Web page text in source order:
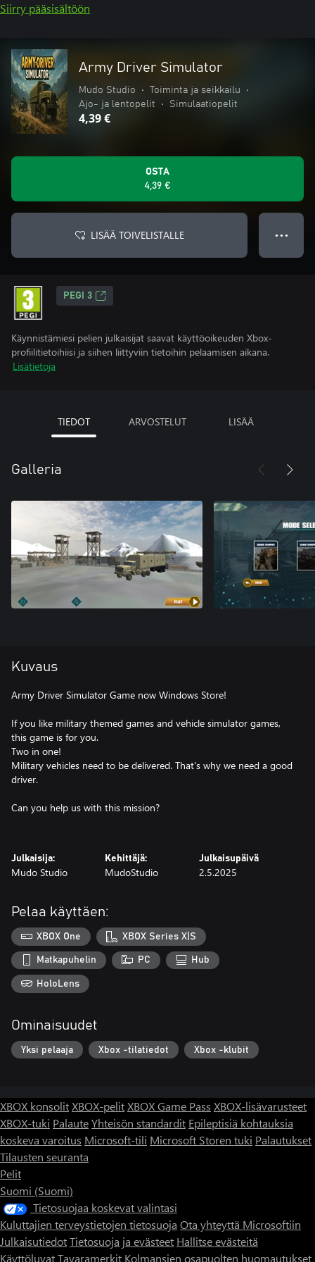
Siirry pääsisältöön
Army Driver Simulator
Mudo Studio • Toiminta ja seikkailu
•
Ajo- ja lentopelit
• Simulaatiopelit
4,39 €
OSTA
4,39 €
LISÄÄ TOIVELISTALLE ● ● ●
PEGI 3
Käynnistämiesi pelien julkaisijat saavat käyttöoikeuden Xbox-
profiilitietoihiisi ja siihen liittyviin tietoihin pelaamisen aikana.
Lisätietoja
TIEDOT ARVOSTELUT LISÄÄ
Galleria
Kuvaus
Army Driver Simulator Game now Windows Store!
If you like military themed games and vehicle simulator games,
this game is for you.
Two in one!
Military vehicles need to be delivered. That's why we need a good
driver.
Can you help us with this mission?
Julkaisija:
Mudo Studio
Kehittäjä:
MudoStudio
Julkaisupäivä
2.5.2025
Pelaa käyttäen:
XBOX One XBOX Series X|S
Matkapuhelin PC Hub
HoloLens
Ominaisuudet
Yksi pelaaja Xbox -tilatiedot Xbox -klubit
XBOX konsolitXBOX-pelitXBOX Game Pass XBOX-lisävarusteet
XBOX-tuki PalauteYhteisön standardit Epileptisiä kohtauksia
koskeva varoitus Microsoft-tili Microsoft Storen tuki Palautukset
Tilausten seuranta
Pelit
Suomi (Suomi)
Tietosuojaa koskevat valintasi
Kuluttajien terveystietojen tietosuoja Ota yhteyttä Microsoftiin
JulkaisutiedotTietosuoja ja evästeet Hallitse evästeitä
KäyttöluvatTavaramerkit Kolmansien osapuolten huomautukset